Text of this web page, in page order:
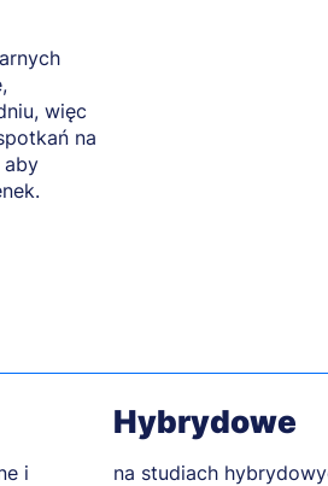
więc
na
aby
i
Hybrydowe
na studiach